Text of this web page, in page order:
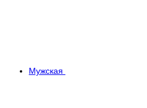
Мужская